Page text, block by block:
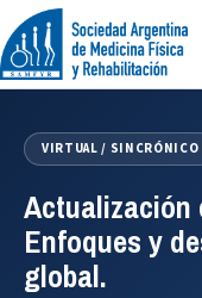
Saltar
al
contenido
VIRTUAL / SINCRÓNICO
Actualización
Enfoques y
global.